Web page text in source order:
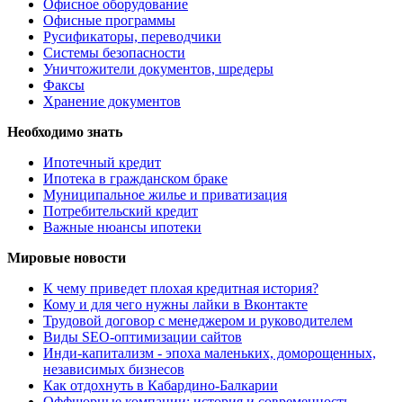
Офисное оборудование
Офисные программы
Русификаторы, переводчики
Системы безопасности
Уничтожители документов, шредеры
Факсы
Хранение документов
Необходимо знать
Ипотечный кредит
Ипотека в гражданском браке
Муниципальное жилье и приватизация
Потребительский кредит
Важные нюансы ипотеки
Мировые новости
К чему приведет плохая кредитная история?
Кому и для чего нужны лайки в Вконтакте
Трудовой договор с менеджером и руководителем
Виды SEO-оптимизации сайтов
Инди-капитализм - эпоха маленьких, доморощенных,
независимых бизнесов
Как отдохнуть в Кабардино-Балкарии